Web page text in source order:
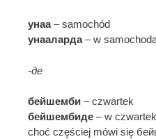
унаа– samochód
унааларда– w
-де
бейшемби – czwartek
бейшембиде – w
choć częściej mówi się